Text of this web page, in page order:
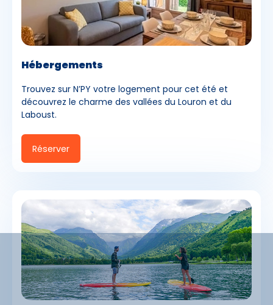
Hébergements
Trouvez sur N’PY votre logement pour cet été et
découvrez le charme des vallées du Louron et du
Laboust.
Réserver